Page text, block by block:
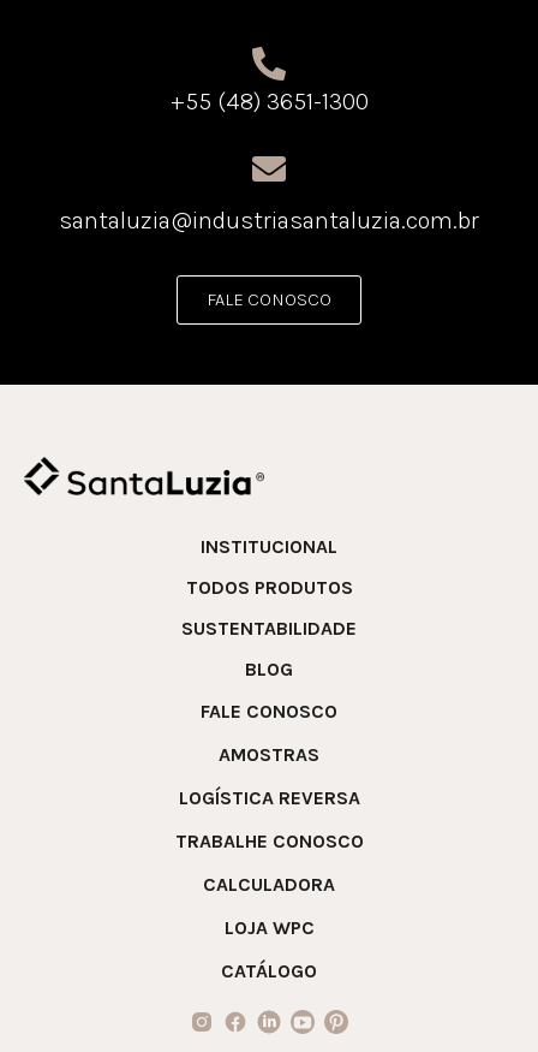
+55 (48) 3651-1300
santaluzia@industriasantaluzia.com.br
FALE CONOSCO
INSTITUCIONAL
TODOS PRODUTOS
SUSTENTABILIDADE
BLOG
FALE CONOSCO
AMOSTRAS
LOGÍSTICA REVERSA
TRABALHE CONOSCO
CALCULADORA
LOJA WPC
CATÁLOGO